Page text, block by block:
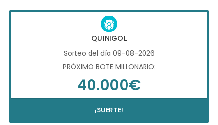
QUINIGOL
Sorteo del día 09-08-2026
PRÓXIMO BOTE MILLONARIO:
40.000€
¡SUERTE!